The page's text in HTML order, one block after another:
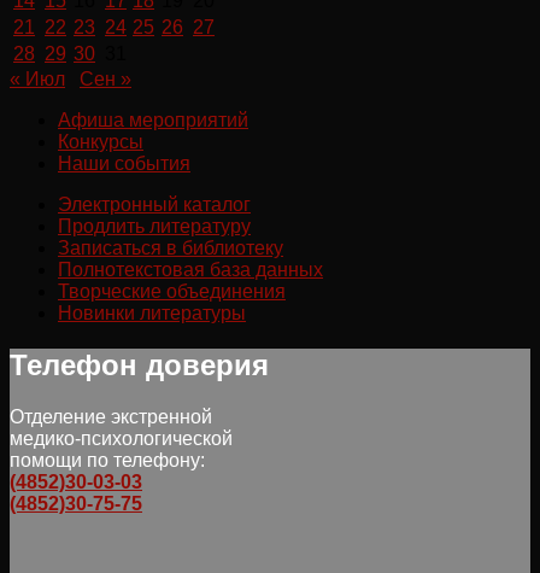
21 22 23 24 25 26 27
28 29 30
« Июл
Сен »
Афиша мероприятий
Конкурсы
Наши события
Электронный каталог
Продлить литературу
Записаться в библиотеку
Полнотекстовая база данных
Творческие объединения
Новинки литературы
Телефон доверия
Отделение экстренной
медико-психологической
помощи по телефону:
(4852)30-03-03
(4852)30-75-75